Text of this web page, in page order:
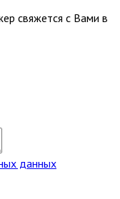
свяжется с Вами в
данных